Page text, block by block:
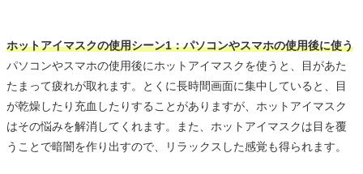
ホットアイマスクの使用シーン1：パソコンやスマホの使用後に使う
パソコンやスマホの使用後にホットアイマスクを使うと、目があた
たまって疲れが取れます。とくに長時間画面に集中していると、目
が乾燥したり充血したりすることがありますが、ホットアイマスク
はその悩みを解消してくれます。また、ホットアイマスクは目を覆
うことで暗闇を作り出すので、リラックスした感覚も得られます。